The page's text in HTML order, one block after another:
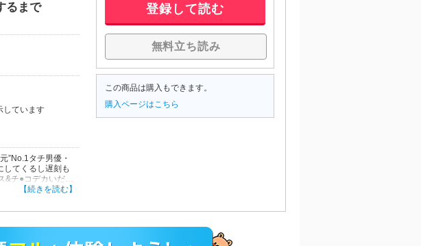
るまで
しています
”No.1タチ男優・
してくるし遅刻も
&チ●コデカいだ
が純弥なら引退、
ていざ当日、勝つ
んて…そんなの有
【続きを読む】
登録して読む
無料立ち読み
この商品は購入もできます。
購入ページはこちら